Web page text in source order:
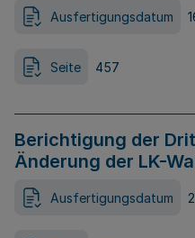
Ausfertigungsdatum
Seite 457
Berichtigung der
Änderung der LK-
Ausfertigungsdatum